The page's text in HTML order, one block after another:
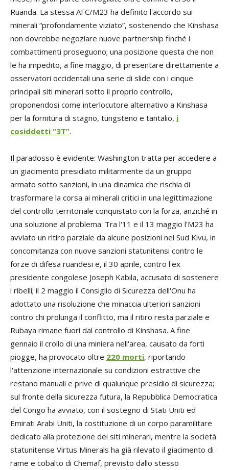
Ruanda. La stessa AFC/M23 ha definito l'accordo sui
minerali “profondamente viziato”, sostenendo che Kinshasa
non dovrebbe negoziare nuove partnership finché i
combattimenti proseguono; una posizione questa che non
le ha impedito, a fine maggio, di presentare direttamente a
osservatori occidentali una serie di slide con i cinque
principali siti minerari sotto il proprio controllo,
proponendosi come interlocutore alternativo a Kinshasa
per la fornitura di stagno, tungsteno e tantalio, i
cosiddetti “3T”.
Il paradosso è evidente: Washington tratta per accedere a
un giacimento presidiato militarmente da un gruppo
armato sotto sanzioni, in una dinamica che rischia di
trasformare la corsa ai minerali critici in una legittimazione
del controllo territoriale conquistato con la forza, anziché in
una soluzione al problema. Tra l'11 e il 13 maggio l'M23 ha
avviato un ritiro parziale da alcune posizioni nel Sud Kivu, in
concomitanza con nuove sanzioni statunitensi contro le
forze di difesa ruandesi e, il 30 aprile, contro l'ex
presidente congolese Joseph Kabila, accusato di sostenere
i ribelli; il 2 maggio il Consiglio di Sicurezza dell'Onu ha
adottato una risoluzione che minaccia ulteriori sanzioni
contro chi prolunga il conflitto, ma il ritiro resta parziale e
Rubaya rimane fuori dal controllo di Kinshasa. A fine
gennaio il crollo di una miniera nell'area, causato da forti
piogge, ha provocato oltre 220 morti, riportando
l'attenzione internazionale su condizioni estrattive che
restano manuali e prive di qualunque presidio di sicurezza;
sul fronte della sicurezza futura, la Repubblica Democratica
del Congo ha avviato, con il sostegno di Stati Uniti ed
Emirati Arabi Uniti, la costituzione di un corpo paramilitare
dedicato alla protezione dei siti minerari, mentre la società
statunitense Virtus Minerals ha già rilevato il giacimento di
rame e cobalto di Chemaf, previsto dallo stesso